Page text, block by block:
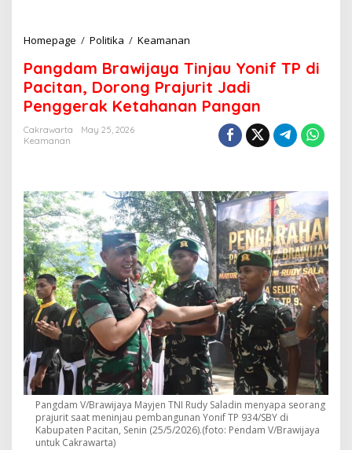
Homepage / Politika / Keamanan
n
g
d
a
i
j
a
y
a
T
i
n
j
a
u
Y
o
n
i
f
T
P
Pangdam Brawijaya Tinjau Yonif TP di
Pacitan, Dorong Prajurit Jadi
Penggerak Ketahanan Pangan
Cakrawarta
May 25, 2026
Keamanan
Pangdam V/Brawijaya Mayjen TNI Rudy Saladin menyapa seorang
prajurit saat meninjau pembangunan Yonif TP 934/SBY di
Kabupaten Pacitan, Senin (25/5/2026).(foto: Pendam V/Brawijaya
untuk Cakrawarta)